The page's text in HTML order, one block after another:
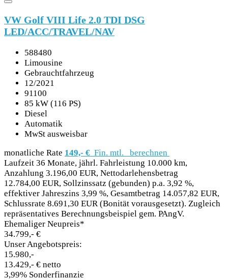
VW Golf VIII Life 2.0 TDI DSG
LED/ACC/TRAVEL/NAV
588480
Limousine
Gebrauchtfahrzeug
12/2021
91100
85 kW (116 PS)
Diesel
Automatik
MwSt ausweisbar
monatliche Rate 149,- € Fin. mtl.
berechnen
Laufzeit 36 Monate, jährl. Fahrleistung 10.000 km,
Anzahlung 3.196,00 EUR, Nettodarlehensbetrag
12.784,00 EUR, Sollzinssatz (gebunden) p.a. 3,92 %,
effektiver Jahreszins 3,99 %, Gesamtbetrag 14.057,82 EUR,
Schlussrate 8.691,30 EUR (Bonität vorausgesetzt). Zugleich
repräsentatives Berechnungsbeispiel gem. PAngV.
Ehemaliger Neupreis*
34.799,- €
Unser Angebotspreis:
15.980,-
13.429,- € netto
3,99% Sonderfinanzie